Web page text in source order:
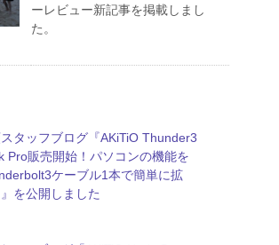
ーレビュー新記事を掲載しまし
た。
タッフブログ『AKiTiO Thunder3
Pro販売開始！パソコンの機能を
ケーブル1本で簡単に拡
を公開しました